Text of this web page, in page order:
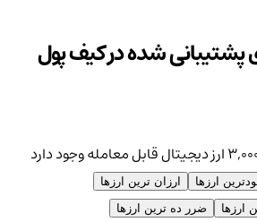
شده در کیف پول
ارزها
ارزان ترین ارزها
ارزها ضرر ده ترین ارزها